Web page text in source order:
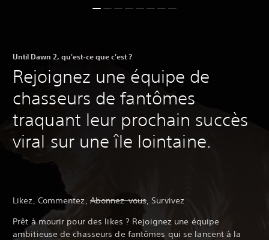
Until Dawn 2, qu'est-ce que c'est ?
Rejoignez une équipe de
chasseurs de fantômes
traquant leur prochain succès
viral sur une île lointaine.
Likez, Commentez,Abonnez-vous, Survivez
Prêt à mourir pour des likes ? Rejoignez une équipe
ambitieuse de chasseurs de fantômes qui se lancent à la